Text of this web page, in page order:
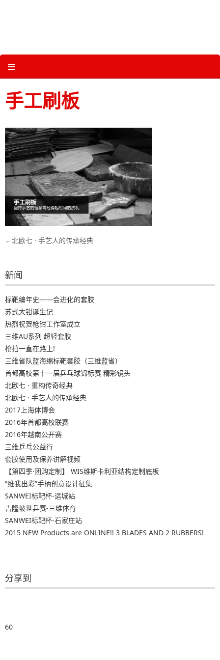
≡
手工刷板
文
导
航
北欧七 · 手艺人的传承经典
新闻
标靶编年史——会进化的套胶
苏式大钳诞生记
热烈祝贺枪钳工作室成立
三维AU系列 超轻套胶
枪拍一直在路上!
三维省队蓝海绵标靶套胶（三维蓝省）
首都高校第十一届乒乓球锦标赛 精彩镜头
北欧七 · 重构传奇经典
北欧七 · 手艺人的传承经典
2017上海体博会
2016年首都高校联赛
2016年越南公开赛
三维乒乓公益行
套胶使用及保养讲解视频
【第四季·团购定制】 WIS维斯卡利亚结构定制底板
“维我出彩”手柄创意设计征集
SANWEI标靶杯-运城站
吉隆坡世乒赛-三维体育
SANWEI标靶杯-石家庄站
2015 NEW Products are ONLINE!! 3 BLADES AND 2 RUBBERS!
分享到
60